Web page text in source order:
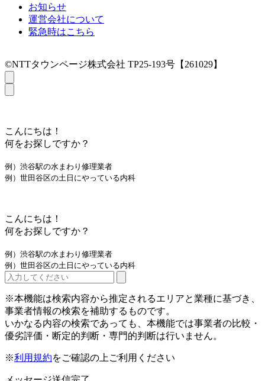
お知らせ
運営会社について
緊急時はこちら
©NTTタウンページ株式会社 TP25-193号【261029】
こんにちは！
何をお探しですか？
例）渋谷駅の水まわり修理業者
例）世田谷区の土日にやっている内科
こんにちは！
何をお探しですか？
例）渋谷駅の水まわり修理業者
例）世田谷区の土日にやっている内科
※本機能は検索内容から推定されるエリアと業種に基づき、
事業者情報の検索を補助するものです。
いかなる内容の検索であっても、本機能では事業者の比較・
優劣評価・断定的判断・専門的判断は行いません。
※利用規約をご確認の上ご利用ください